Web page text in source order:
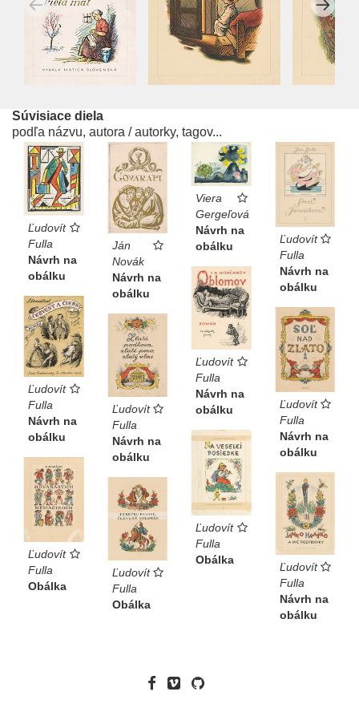
Súvisiace diela
podľa názvu, autora / autorky, tagov...
Ľudovít
Fulla
Návrh na
obálku
Ján
Novák
Návrh na
obálku
Viera
Gergeľová
Návrh na
obálku
Ľudovít
Fulla
Návrh na
obálku
Ľudovít
Fulla
Návrh na
obálku
Ľudovít
Fulla
Návrh na
obálku
Ľudovít
Fulla
Návrh na
obálku
Ľudovít
Fulla
Návrh na
obálku
Ľudovít
Fulla
Obálka
Ľudovít
Fulla
Obálka
Ľudovít
Fulla
Návrh na
obálku
Ľudovít
Fulla
Obálka